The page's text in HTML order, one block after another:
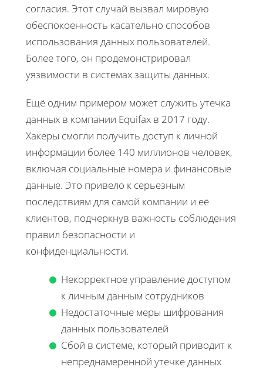
согласия. Этот случай вызвал мировую
обеспокоенность касательно способов
использования данных пользователей.
Более того, он продемонстрировал
уязвимости в системах защиты данных.
Ещё одним примером может служить утечка
данных в компании Equifax в 2017 году.
Хакеры смогли получить доступ к личной
информации более 140 миллионов человек,
включая социальные номера и финансовые
данные. Это привело к серьезным
последствиям для самой компании и её
клиентов, подчеркнув важность соблюдения
правил безопасности и
конфиденциальности.
Некорректное управление доступом
к личным данным сотрудников
Недостаточные меры шифрования
данных пользователей
Сбой в системе, который приводит к
непреднамеренной утечке данных